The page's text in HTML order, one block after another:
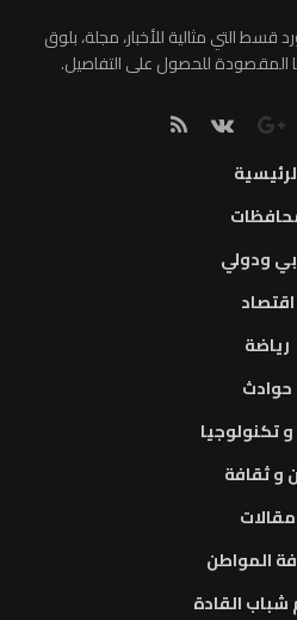
التي مثالية للأخبار، مجلة، بلوق
المقصودة للحصول على التفاصيل.
ودولي
اقتصاد
رياضة
حوادث
تكنولوجيا
و ثقافة
مقالات
المواطن
شباب القادة